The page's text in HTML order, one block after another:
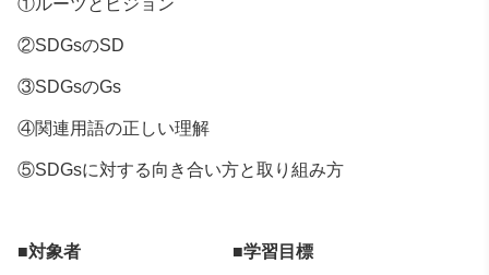
②SDGsのSD
③SDGsのGs
④関連用語の正しい理解
⑤SDGsに対する向き合い方と取り組み方
■対象者 ■学習目標